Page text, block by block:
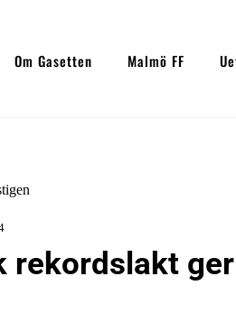
SearchOm Gasetten Malmö FF
rekordslakt